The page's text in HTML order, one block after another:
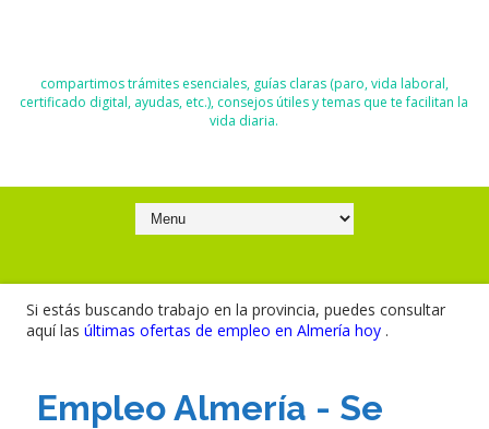
compartimos trámites esenciales, guías claras (paro, vida laboral,
certificado digital, ayudas, etc.), consejos útiles y temas que te facilitan la
vida diaria.
Si estás buscando trabajo en la provincia, puedes consultar
aquí las últimas ofertas de empleo en Almería hoy .
Empleo Almería - Se